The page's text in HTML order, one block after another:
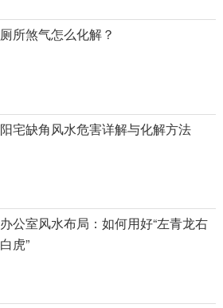
厕所煞气怎么化解？
阳宅缺角风水危害详解与化解方法
办公室风水布局：如何用好“左青龙右
白虎”